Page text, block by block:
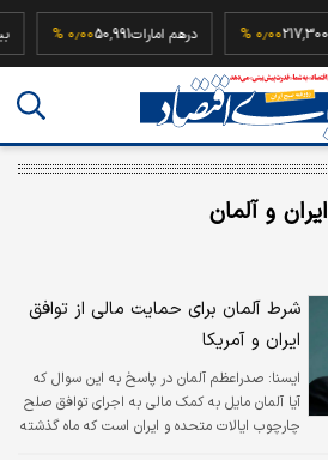
یورو217,300 درهم امارات50,991
ایران و آلمان
شرط آلمان برای حمایت مالی از توافق
ایران و آمریکا
ايسنا: صدراعظم آلمان در پاسخ به این سوال که
آیا آلمان مایل به کمک مالی به اجرای توافق صلح
چارچوب ایالات متحده و ایران است که ماه گذشته